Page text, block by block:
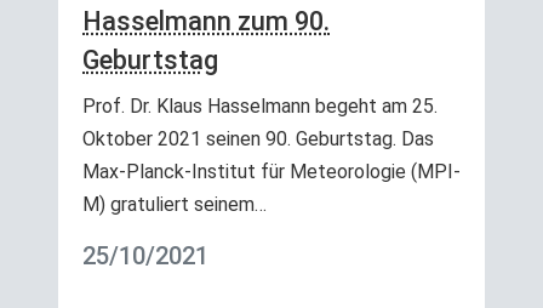
Hasselmann zum 90.
Geburtstag
Prof. Dr. Klaus Hasselmann begeht am 25.
Oktober 2021 seinen 90. Geburtstag. Das
Max-Planck-Institut für Meteorologie (MPI-
M) gratuliert seinem…
25/10/2021